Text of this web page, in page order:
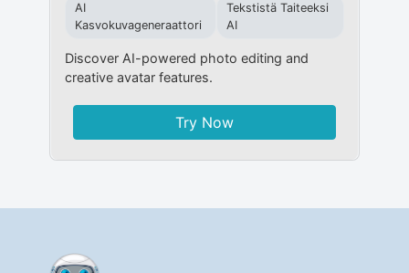
AI
Kasvokuvageneraattori
Tekstistä Taiteeksi
AI
Discover AI-powered photo editing and
creative avatar features.
Try Now